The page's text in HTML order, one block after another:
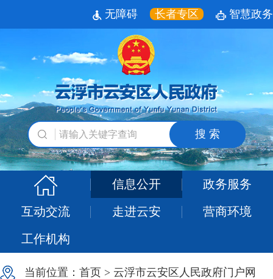
无障碍 长者专区 智慧政务
搜 索
信息公开 政务服务
互动交流 走进云安 营商环境
工作机构
当前位置： 首页 > 云浮市云安区人民政府门户网